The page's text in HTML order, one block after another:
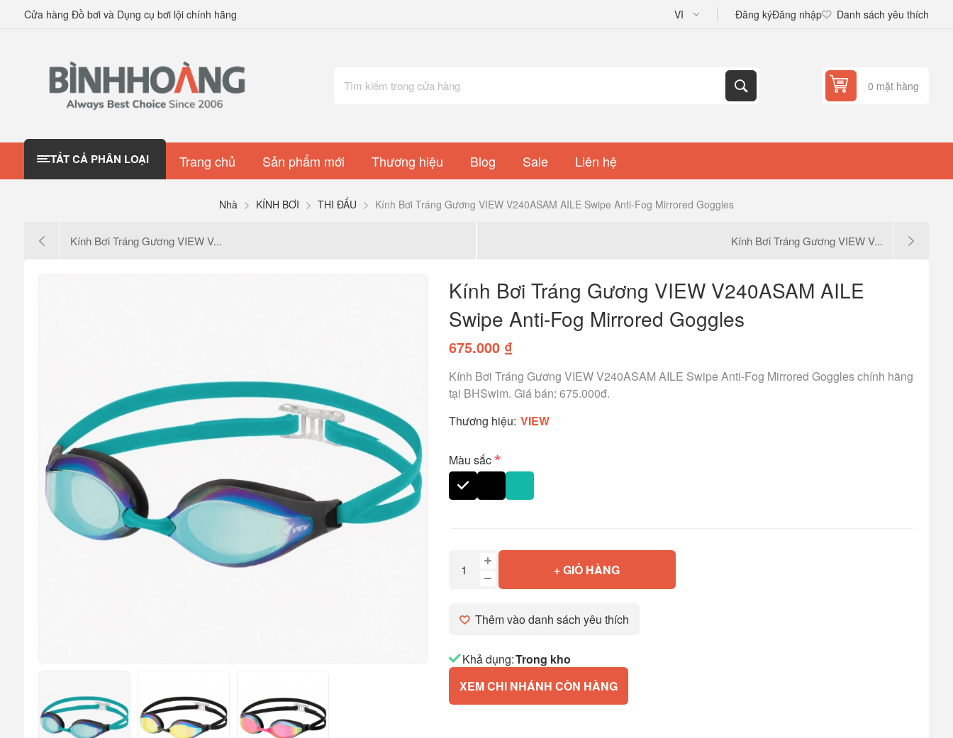
Cửa hàng Đồ bơi và Dụng cụ bơi lội chính hãng Đăng kýĐăng nhập Danh sách yêu thích
0 mặt hàng
TẤT CẢ PHÂN LOẠI Trang chủ Sản phẩm mới Thương hiệu Blog Sale Liên hệ
Nhà KÍNH BƠI THI ĐẤU Kính Bơi Tráng Gương VIEW V240ASAM AILE Swipe Anti-Fog Mirrored Goggles
Kính Bơi Tráng Gương VIEW V... Kính Bơi Tráng Gương VIEW V...
Kính Bơi Tráng Gương VIEW V240ASAM AILE
Swipe Anti-Fog Mirrored Goggles
675.000 ₫
Kính Bơi Tráng Gương VIEW V240ASAM AILE Swipe Anti-Fog Mirrored Goggles chính hãng
tại BHSwim. Giá bán: 675.000đ.
Thương hiệu: VIEW
Màu sắc*
+ GIỎ HÀNG
Thêm vào danh sách yêu thích
Khả dụng:Trong kho
XEM CHI NHÁNH CÒN HÀNG